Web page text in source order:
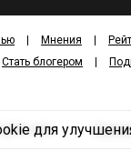
Мнения
Стать блогером
«КВ».
для